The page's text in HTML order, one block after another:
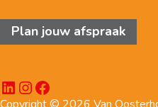
Plan jouw afspraak
LinkedIn
Instagram
Facebook